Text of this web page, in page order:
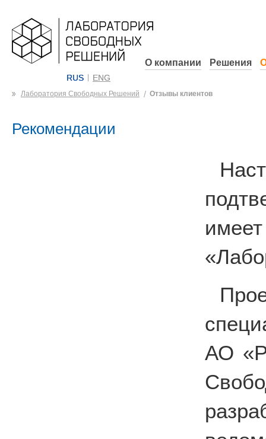
RUS ENG
О компании Решения
Лаборатория Свободных Решений Отзывы клиентов
Рекомендации
АО